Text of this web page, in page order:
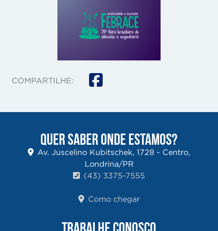
COMPARTILHE:
QUER SABER ONDE ESTAMOS?
Av. Juscelino Kubitschek, 1728 - Centro,
Londrina/PR
(43) 3375-7555
Como chegar